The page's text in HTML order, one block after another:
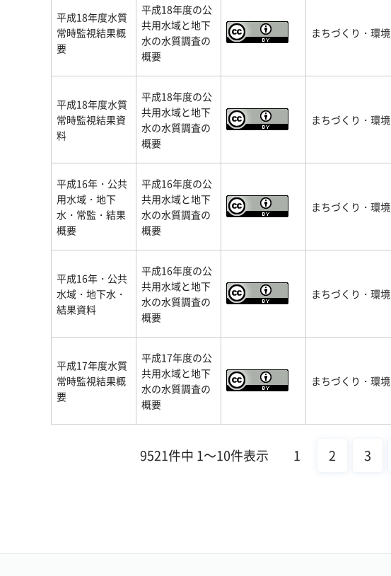
平成18年度水質
常時監視結果概
要
平成18年度の公
共用水域と地下
水の水質調査の
概要
まちづくり・環境
平成18年度水質
常時監視結果資
料
平成18年度の公
共用水域と地下
水の水質調査の
概要
まちづくり・環境
平成16年・公共
用水域・地下
水・常監・結果
概要
平成16年度の公
共用水域と地下
水の水質調査の
概要
まちづくり・環境
平成16年・公共
水域・地下水・
結果資料
平成16年度の公
共用水域と地下
水の水質調査の
概要
まちづくり・環境
平成17年度水質
常時監視結果概
要
平成17年度の公
共用水域と地下
水の水質調査の
概要
まちづくり・環境
9521件中 1～10件表示 1 2 3